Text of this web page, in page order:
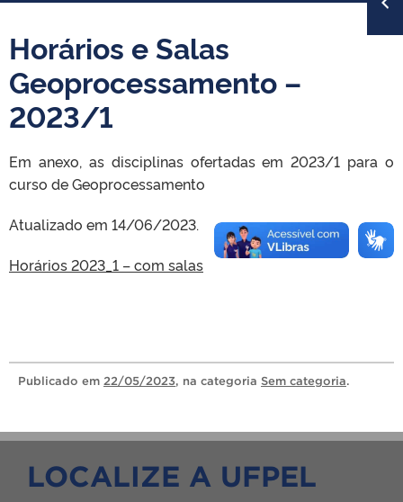
TELEFONES
Horários e Salas
Geoprocessamento –
2023/1
Em anexo, as disciplinas ofertadas em 2023/1 para o
curso de Geoprocessamento
Atualizado em 14/06/2023.
Horários 2023_1 – com salas
Publicado em 22/05/2023, na categoria Sem categoria.
LOCALIZE A UFPEL